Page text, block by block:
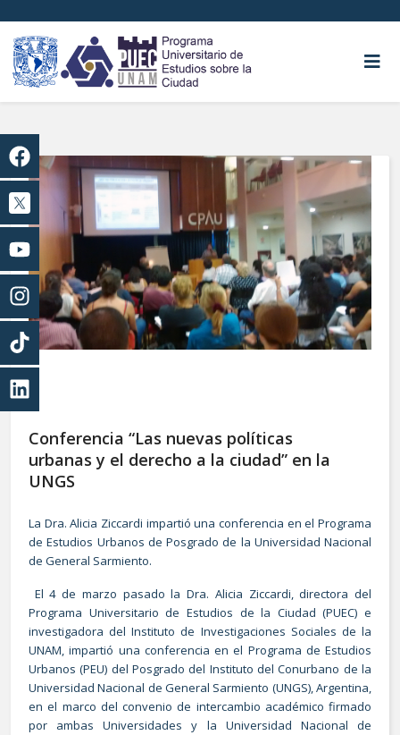
Conferencia “Las nuevas políticas
urbanas y el derecho a la ciudad” en la
UNGS
La Dra. Alicia Ziccardi impartió una conferencia en el Programa
de Estudios Urbanos de Posgrado de la Universidad Nacional
de General Sarmiento.
El 4 de marzo pasado la Dra. Alicia Ziccardi, directora del
Programa Universitario de Estudios de la Ciudad (PUEC) e
investigadora del Instituto de Investigaciones Sociales de la
UNAM, impartió una conferencia en el Programa de Estudios
Urbanos (PEU) del Posgrado del Instituto del Conurbano de la
Universidad Nacional de General Sarmiento (UNGS), Argentina,
en el marco del convenio de intercambio académico firmado
por ambas Universidades y la Universidad Nacional de